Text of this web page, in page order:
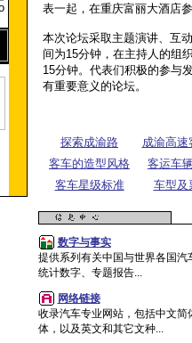
表一起，在重庆富丽大酒店
本次论坛采取主题演讲、互
间为15分钟，在主持人的组
15分钟。代表们积极的参与
有重要意义的论坛。
探索成渝路
成渝高速
客车的造型风格
客运车
客车星级标准
车型及
数字与事实
提供系列有关中国与世界各国汽
统计数字、专题报告...
网络链接
收录汽车专业网站，包括中文简
体，以及英文和其它文种...